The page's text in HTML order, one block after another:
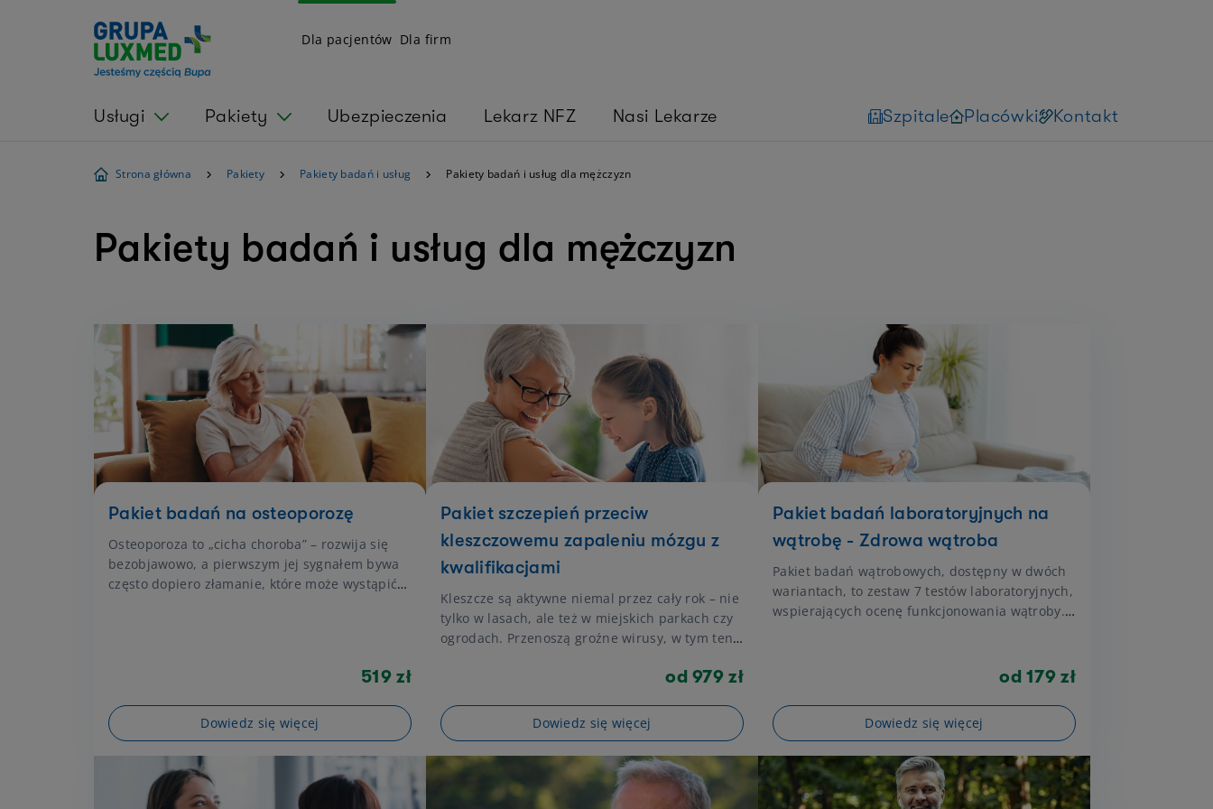
Dla pacjentów Dla firm
Usługi Pakiety Ubezpieczenia Lekarz NFZ Nasi Lekarze Szpitale Placówki Kontakt
Strona główna Pakiety Pakiety badań i usług Pakiety badań i usług dla mężczyzn
Pakiety badań i usług dla mężczyzn
Pakiet badań na osteoporozę
Osteoporoza to „cicha choroba” – rozwija się
bezobjawowo, a pierwszym jej sygnałem bywa
często dopiero złamanie, które może wystąpić
519 zł
Dowiedz się więcej
Pakiet szczepień przeciw
kleszczowemu zapaleniu mózgu z
kwalifikacjami
Kleszcze są aktywne niemal przez cały rok – nie
tylko w lasach, ale też w miejskich parkach czy
ogrodach. Przenoszą groźne wirusy, w tym ten
– chorobę, która może prowadzić do poważnych
przygotowany z myślą o dzieciach i dorosłych,
którzy chcą zabezpieczyć się przed zakażeniem
w kontrolowany sposób. Zawiera pełny cykl
szczepienia (trzy dawki) oraz kwalifikację
lekarską przed każdą z nich.
od 979 zł
Dowiedz się więcej
Pakiet badań laboratoryjnych na
wątrobę - Zdrowa wątroba
Pakiet badań wątrobowych, dostępny w dwóch
wariantach, to zestaw 7 testów laboratoryjnych,
wspierających ocenę funkcjonowania wątroby.
element dalszej diagnostyki. Regularna
częścią profilaktyki zdrowotnej, szczególnie u
osób narażonych na przewlekły stres,
spożywających alkohol oraz tych, które chcą
sprawdzić, jak ich codzienne nawyki wpływają
od 179 zł
Dowiedz się więcej